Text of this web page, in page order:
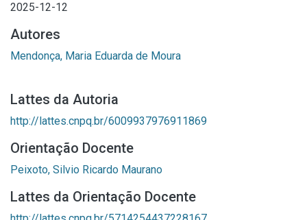
2025-12-12
Autores
Mendonça, Maria Eduarda de Moura
Lattes da Autoria
http://lattes.cnpq.br/6009937976911869
Orientação Docente
Peixoto, Silvio Ricardo Maurano
Lattes da Orientação Docente